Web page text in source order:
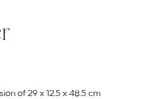
of 29 x 12.5 x 48.5 cm